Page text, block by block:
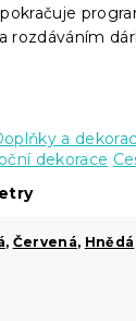
pokračuje
rozdáváním
a
dekorace
, Červená, Hnědá